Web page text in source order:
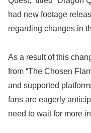
had new footage
regarding changes in
As a result of this
from “The Chosen
and supported
fans are eagerly
need to wait for more